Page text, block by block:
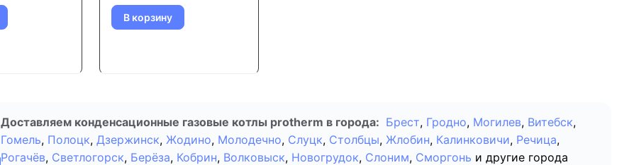
В корзину
Доставляем конденсационные газовые котлы protherm в города: Брест, Гродно, Могилев, Витебск,
Гомель, Полоцк, Дзержинск, Жодино, Молодечно, Слуцк, Столбцы, Жлобин, Калинковичи, Речица,
Рогачёв, Светлогорск, Берёза, Кобрин, Волковыск, Новогрудок, Слоним, Сморгонь и другие города